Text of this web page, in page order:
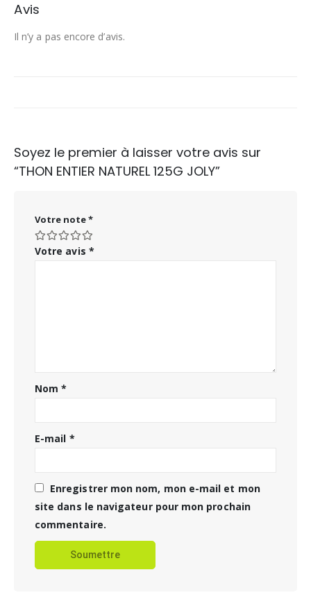
Avis
Il n’y a pas encore d’avis.
Soyez le premier à laisser votre avis sur
“THON ENTIER NATUREL 125G JOLY”
Votre note*
Votre avis *
Nom*
E-mail *
Enregistrer mon nom, mon e-mail et mon
site dans le navigateur pour mon prochain
commentaire.